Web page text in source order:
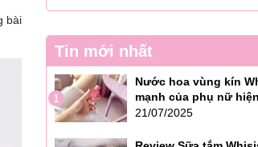
bài
Tin mới nhất
1
Nước hoa vùng kín
mạnh của phụ nữ
21/07/2025